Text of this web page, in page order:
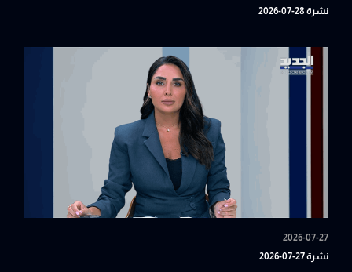
نشرة 28-07-2026
2026-07-27
نشرة 27-07-2026